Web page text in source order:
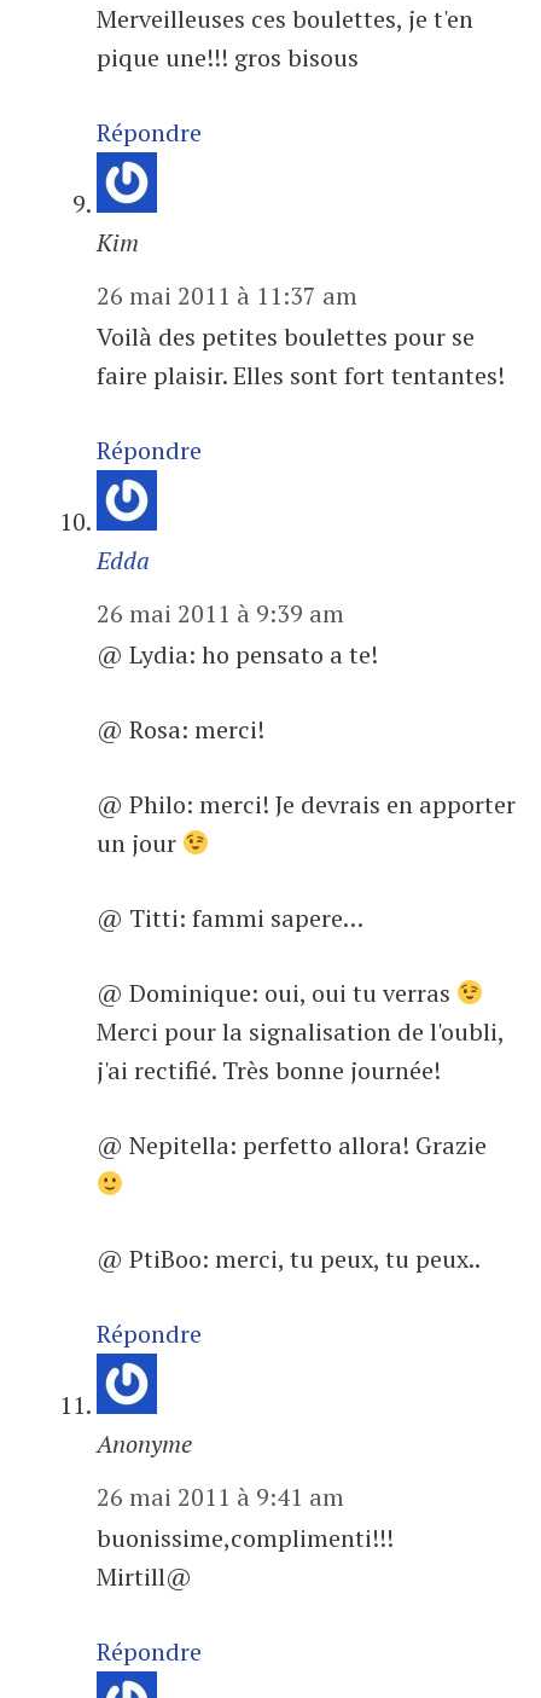
Merveilleuses ces boulettes, je t'en
pique une!!! gros bisous
Répondre
Kim
26 mai 2011 à 11:37 am
Voilà des petites boulettes pour se
faire plaisir. Elles sont fort tentantes!
Répondre
Edda
26 mai 2011 à 9:39 am
@ Lydia: ho pensato a te!
@ Rosa: merci!
@ Philo: merci! Je devrais en apporter
un jour
@ Titti: fammi sapere…
@ Dominique: oui, oui tu verras
Merci pour la signalisation de l'oubli,
j'ai rectifié. Très bonne journée!
@ Nepitella: perfetto allora! Grazie
@ PtiBoo: merci, tu peux, tu peux..
Répondre
Anonyme
26 mai 2011 à 9:41 am
buonissime,complimenti!!!
Mirtill@
Répondre